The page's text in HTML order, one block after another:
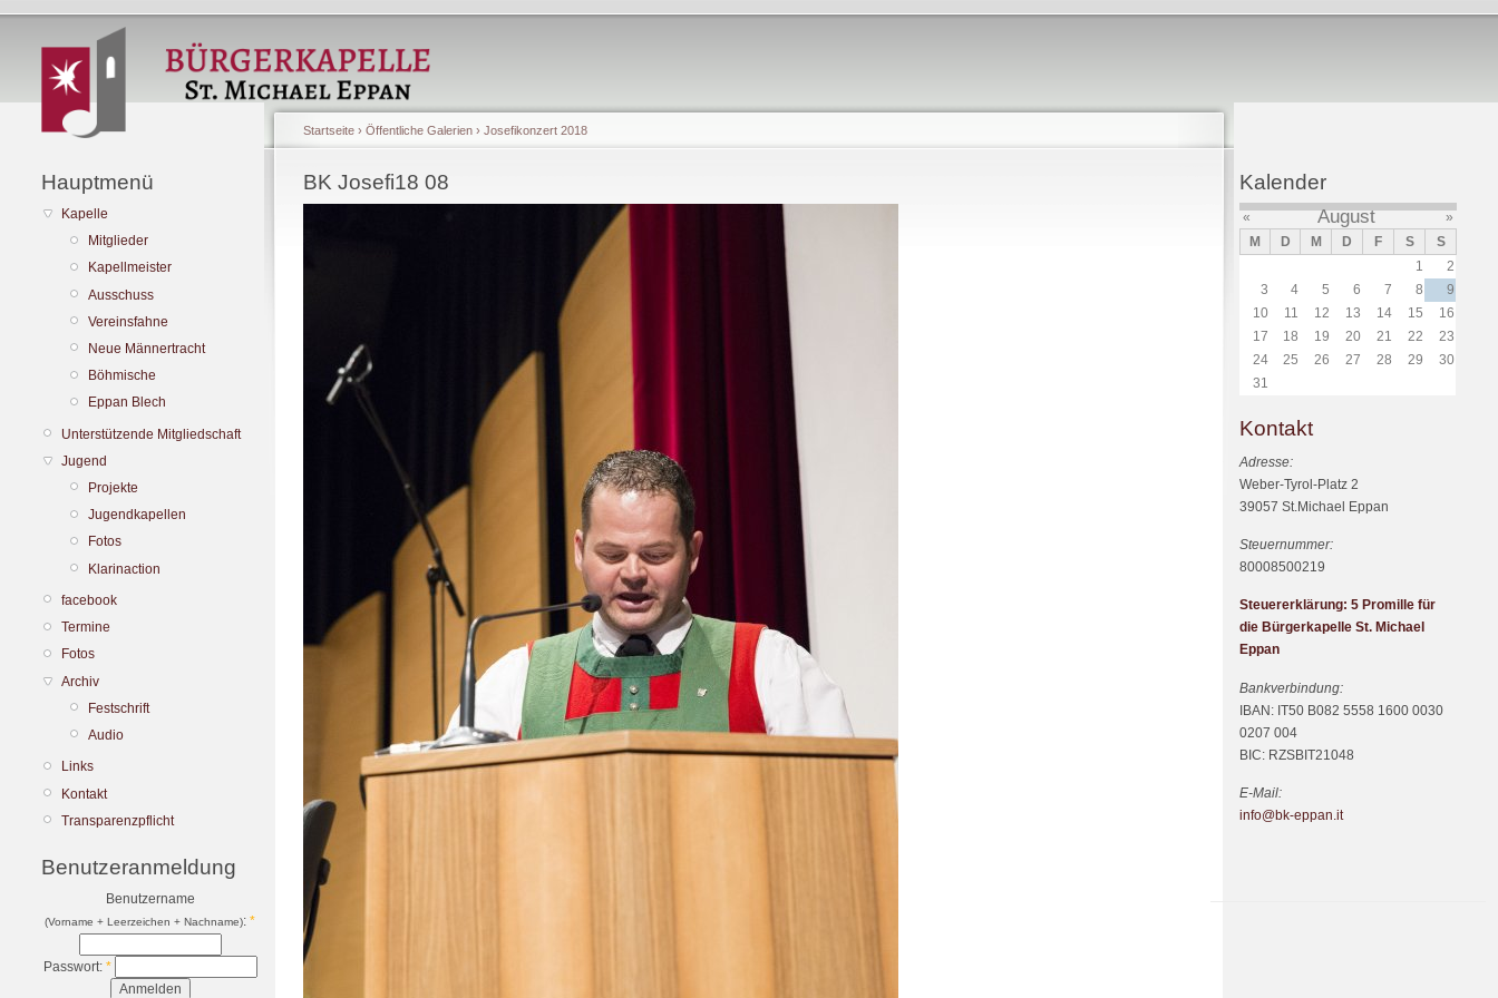
Hauptmenü
Kapelle
Mitglieder
Kapellmeister
Ausschuss
Vereinsfahne
Neue Männertracht
Böhmische
Eppan Blech
Unterstützende Mitgliedschaft
Jugend
Projekte
Jugendkapellen
Fotos
Klarinaction
facebook
Termine
Fotos
Archiv
Festschrift
Audio
Links
Kontakt
Transparenzpflicht
Benutzeranmeldung
Benutzername
(Vorname + Leerzeichen + Nachname): *
Passwort: *
Startseite › Öffentliche Galerien › Josefikonzert 2018
BK Josefi18 08 Kalender
« August
»
M
D M D F S
S
1
2
3
4 5 6 7 8
9
10
11 12 13 14 15
16
17
18 19 20 21 22
23
24
25 26 27 28 29
30
31
Kontakt
Adresse:
Weber-Tyrol-Platz 2
39057 St.Michael Eppan
Steuernummer:
80008500219
Steuererklärung: 5 Promille für
die Bürgerkapelle St. Michael
Eppan
Bankverbindung:
IBAN: IT50 B082 5558 1600 0030
0207 004
BIC: RZSBIT21048
E-Mail:
info@bk-eppan.it